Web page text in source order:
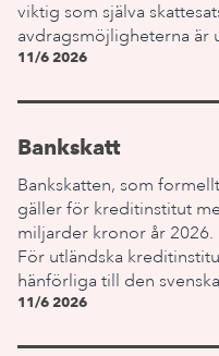
viktig som själva
avdragsmöjligheterna är
11/6 2026
Bankskatt
Bankskatten, som
gäller för kreditinstitut
miljarder kronor år 2026.
För utländska
hänförliga till den
11/6 2026